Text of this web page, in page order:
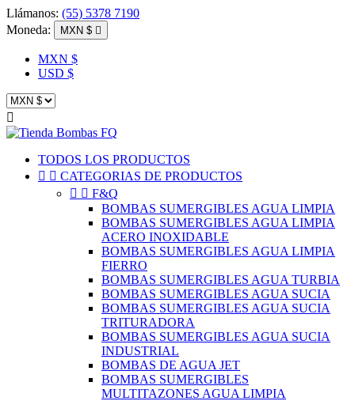
Llámanos: (55) 5378 7190
Moneda:
MXN $ 
MXN $
USD $

TODOS LOS PRODUCTOS
  CATEGORIAS DE PRODUCTOS
  F&Q
BOMBAS SUMERGIBLES AGUA LIMPIA
BOMBAS SUMERGIBLES AGUA LIMPIA
ACERO INOXIDABLE
BOMBAS SUMERGIBLES AGUA LIMPIA
FIERRO
BOMBAS SUMERGIBLES AGUA TURBIA
BOMBAS SUMERGIBLES AGUA SUCIA
BOMBAS SUMERGIBLES AGUA SUCIA
TRITURADORA
BOMBAS SUMERGIBLES AGUA SUCIA
INDUSTRIAL
BOMBAS DE AGUA JET
BOMBAS SUMERGIBLES
MULTITAZONES AGUA LIMPIA